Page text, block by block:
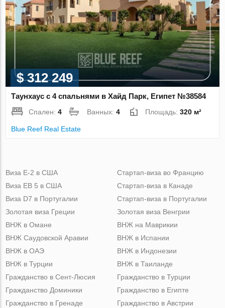
$ 312 249
Таунхаус с 4 спальнями в Хайд Парк, Египет №38584
Спален:4 Ванных:4 Площадь:320 м²
Blue Reef Real Estate
Виза Е-2 в США
Виза ЕВ 5 в США
Виза D7 в Португалии
Золотая виза Греции
Стартап-виза во Францию
Стартап-виза в Канаде
Стартап-виза в Португалии
Золотая виза Венгрии
ВНЖ в Омане
ВНЖ Саудовской Аравии
ВНЖ в ОАЭ
ВНЖ в Турции
ВНЖ на Маврикии
ВНЖ в Испании
ВНЖ в Индонезии
ВНЖ в Таиланде
Гражданство в Сент-Люсия
Гражданство Доминики
Гражданство в Гренаде
Гражданство в Турции
Гражданство в Египте
Гражданство в Австрии